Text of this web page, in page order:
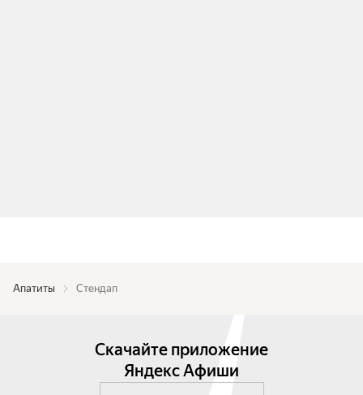
Апатиты Стендап
Скачайте приложение
Яндекс Афиши